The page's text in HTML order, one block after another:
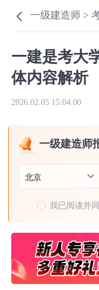
一级建造师 >
一建是考大
体内容解析
2026.02.05 15:04:00
一级建造师
北京
我已阅读并